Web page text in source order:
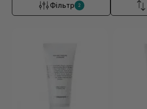
Фільтр 2